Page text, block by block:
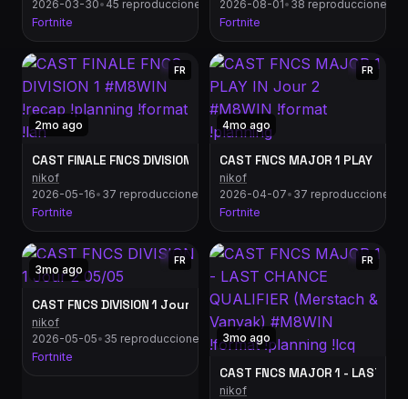
2026-03-30• 45 reproducciones
Fortnite
2026-08-01 • 38 reproducciones
Fortnite
2mo ago
FR
CAST FINALE FNCS DIVISION 1 #M8WIN !recap !planning
nikof
2026-05-16• 37 reproducciones
Fortnite
4mo ago
FR
CAST FNCS MAJOR 1 PLAY
nikof
2026-04-07• 37 reproducciones
Fortnite
3mo ago
FR
CAST FNCS DIVISION 1 Jour 2 05/05
nikof
2026-05-05• 35 reproducciones
Fortnite
3mo ago
FR
CAST FNCS MAJOR 1 - LAST
nikof